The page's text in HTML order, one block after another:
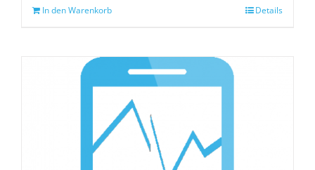
In den Warenkorb Details